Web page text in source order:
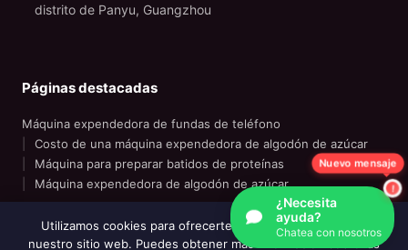
distrito de Panyu, Guangzhou
Páginas destacadas
Máquina expendedora de fundas de teléfono
Costo de una máquina expendedora de algodón de azúcar
Máquina para preparar batidos de proteínas
Máquina expendedora de algodón de azúcar
¿Necesita
ayuda?
Chatea con nosotros
Nuevo mensaje
Utilizamos cookies para ofrecerte la mejor experiencia en
nuestro sitio web. Puedes obtener más información sobre las